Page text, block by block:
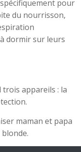
spécifiquement pour
du nourrisson,
dormir sur leurs
trois appareils : la
maman et papa